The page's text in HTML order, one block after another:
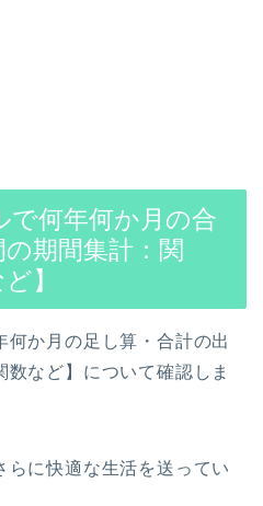
何年何か月の合
期間集計：関
】
何か月の足し算・合計の出
数など】について確認しま
らに快適な生活を送ってい